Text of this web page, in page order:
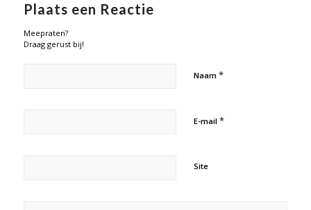
Plaats een Reactie
Meepraten?
Draag gerust bij!
Naam *
E-mail *
Site